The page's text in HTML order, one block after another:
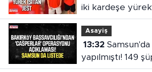
iki kardeşe yürek
Asayiş
13:32Samsun'da da operasyon
yapılmıştı! 149